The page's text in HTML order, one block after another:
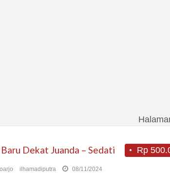
Rp
Dekat Juanda – Sedati
ilhamadiputra 08/11/2024